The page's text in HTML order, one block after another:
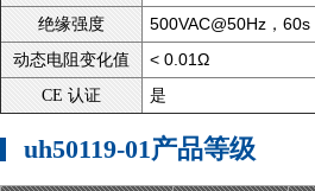
绝缘强度 500VAC@50Hz，60s
动态电阻变化值 < 0.01Ω
CE 认证 是
uh50119-01产品等级